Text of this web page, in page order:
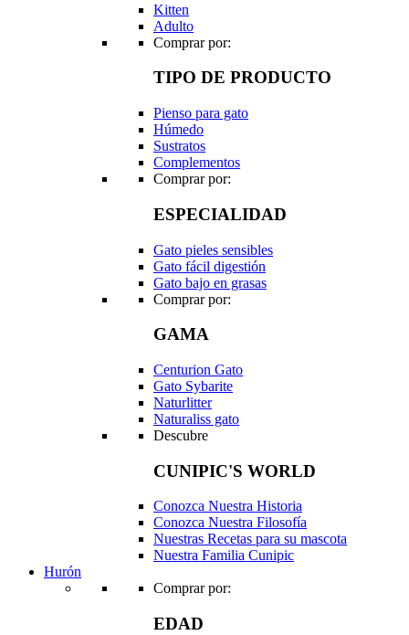
Kitten
Adulto
Comprar por:
TIPO DE PRODUCTO
Pienso para gato
Húmedo
Sustratos
Complementos
Comprar por:
ESPECIALIDAD
Gato pieles sensibles
Gato fácil digestión
Gato bajo en grasas
Comprar por:
GAMA
Centurion Gato
Gato Sybarite
Naturlitter
Naturaliss gato
Descubre
CUNIPIC'S WORLD
Conozca Nuestra Historia
Conozca Nuestra Filosofía
Nuestras Recetas para su mascota
Nuestra Familia Cunipic
Hurón
Comprar por:
EDAD